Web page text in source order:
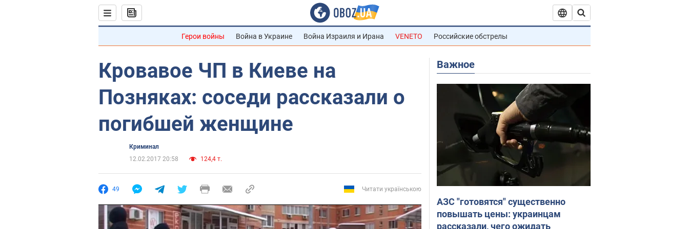
Герои войны Война в Украине Война Израиля и Ирана VENETO Российские обстрелы
Кровавое ЧП в Киеве на
Позняках: соседи рассказали о
погибшей женщине
Криминал
12.02.2017 20:58
124,4 т.
49 Читати українською
Важное
АЗС "готовятся" существенно
повышать цены: украинцам
рассказали, чего ожидать